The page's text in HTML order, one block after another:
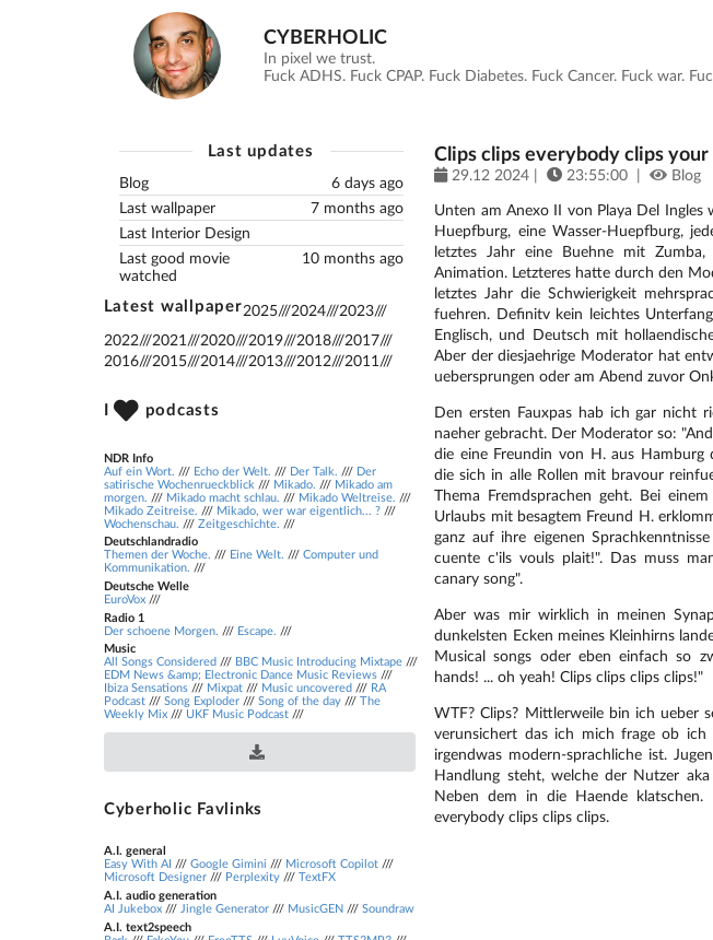
CYBERHOLIC
In pixel we trust.
Fuck ADHS. Fuck CPAP. Fuck Diabetes. Fuck Cancer. Fuck war.
Last updates
6 days ago
Blog
7 months ago
Last wallpaper
Last Interior Design
10 months ago
Last good movie
watched
Latest wallpaper2025///2024///2023///
2022///2021///2020///2019///2018///2017///
2016///2015///2014///2013///2012///2011///
I podcasts
NDR Info
Auf ein Wort. /// Echo der Welt. /// Der Talk. /// Der
satirische Wochenrueckblick /// Mikado. /// Mikado am
morgen. /// Mikado macht schlau. /// Mikado Weltreise. ///
Mikado Zeitreise. /// Mikado, wer war eigentlich... ?///
Wochenschau. /// Zeitgeschichte. ///
Deutschlandradio
Themen der Woche. /// Eine Welt. /// Computer und
Kommunikation. ///
Deutsche Welle
EuroVox///
Radio 1
Der schoene Morgen. /// Escape. ///
Music
All Songs Considered/// BBC Music Introducing Mixtape///
EDM News &amp; Electronic Dance Music Reviews///
Ibiza Sensations/// Mixpat/// Music uncovered/// RA
Podcast/// Song Exploder/// Song of the day/// The
Weekly Mix/// UKF Music Podcast///
Download .opml podcast file
Cyberholic Favlinks
A.I. general
Easy With AI /// Google Gimini /// Microsoft Copilot///
Microsoft Designer/// Perplexity/// TextFX
A.I. audio generation
AI Jukebox/// Jingle Generator/// MusicGEN/// Soundraw
A.I. text2speech
Clips clips everybody clips your
29.12 2024 | 23:55:00 |
Blog
Unten am Anexo II von Playa Del Ingles
Huepfburg, eine Wasser-Huepfburg,
letztes Jahr eine Buehne mit Zumba,
Animation. Letzteres hatte durch den
letztes Jahr die Schwierigkeit
fuehren. Definitv kein leichtes
Englisch, und Deutsch mit
Aber der diesjaehrige Moderator hat
uebersprungen oder am Abend zuvor
Den ersten Fauxpas hab ich gar nicht
naeher gebracht. Der Moderator so:
die eine Freundin von H. aus Hamburg
die sich in alle Rollen mit bravour
Thema Fremdsprachen geht. Bei
Urlaubs mit besagtem Freund H.
ganz auf ihre eigenen
cuente c'ils vouls plait!". Das muss
canary song".
Aber was mir wirklich in meinen
dunkelsten Ecken meines Kleinhirns
Musical songs oder eben einfach so
hands! ... oh yeah! Clips clips clips clips!"
WTF? Clips? Mittlerweile bin ich ueber
verunsichert das ich mich frage ob
irgendwas modern-sprachliche ist.
Handlung steht, welche der Nutzer
Neben dem in die Haende
everybody clips clips clips.